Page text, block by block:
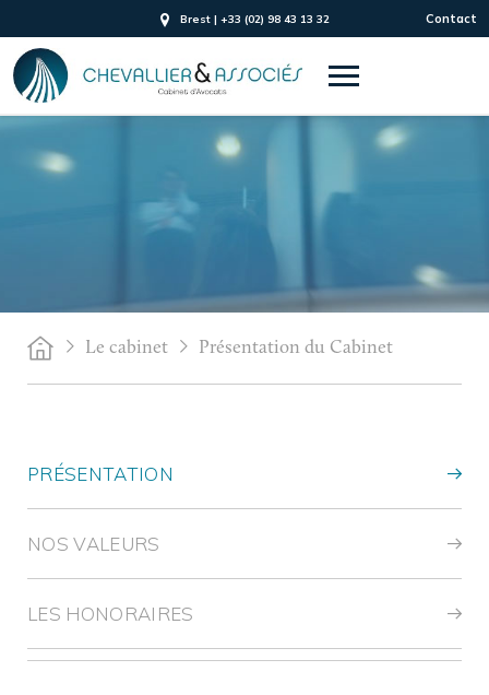
Brest | +33 (02) 98 43 13 32 Contact
Le cabinet Présentation du Cabinet
PRÉSENTATION
NOS VALEURS
LES HONORAIRES